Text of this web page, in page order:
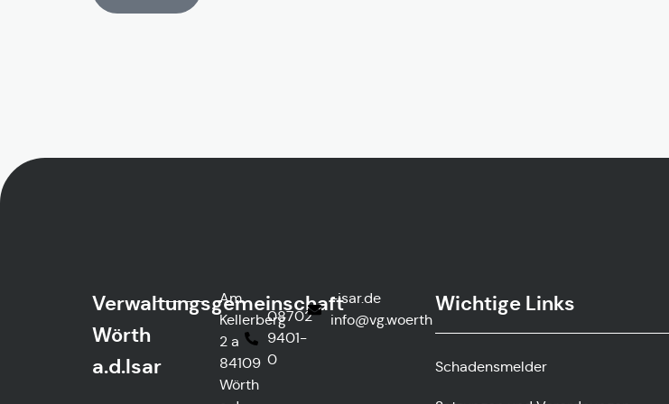
Verwaltungsgemeinschaft
Wörth
a.d.Isar
Am
Kellerberg
2 a
84109
Wörth
08702
9401-
0
ed.rasi-
htreow.gv
@ofni
Wichtige Links
Schadensmelder